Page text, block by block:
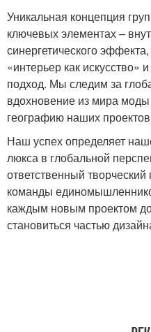
Уникальная концепция
ключевых элементах –
синергетического
«интерьер как искусство»
подход. Мы следим за
вдохновение из мира
географию наших
Наш успех определяет
люкса в глобальной
ответственный
команды
каждым новым проектом
становиться частью